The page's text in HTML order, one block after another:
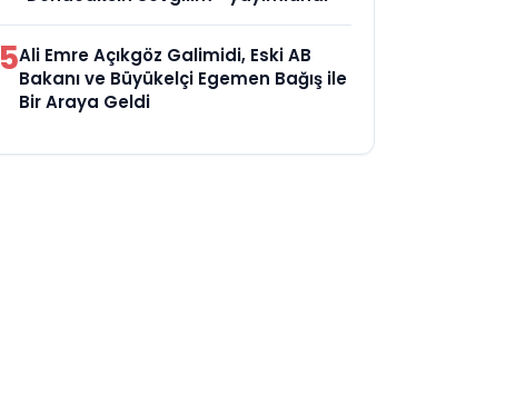
5Ali Emre Açıkgöz Galimidi, Eski AB
Bakanı ve Büyükelçi Egemen Bağış ile
Bir Araya Geldi